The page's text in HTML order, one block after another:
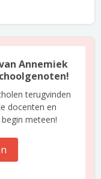
Annemiek
terugvinden
docenten en
meteen!